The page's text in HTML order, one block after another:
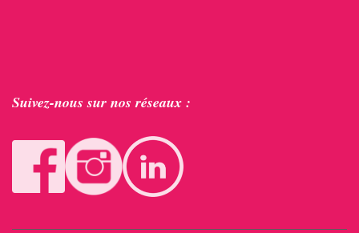
Suivez-nous sur nos réseaux :